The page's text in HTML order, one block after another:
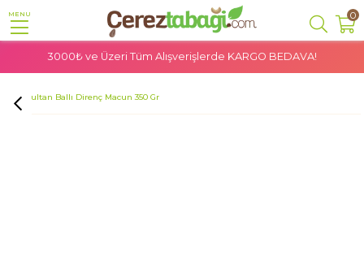
MENU 0
3000₺ ve Üzeri Tüm Alışverişlerde KARGO BEDAVA!
Organik Gıdalar
Sena Sultan Ballı Direnç Macun 350 Gr